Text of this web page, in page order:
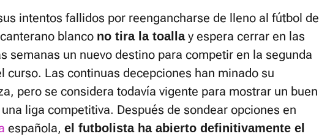
intentos fallidos por reengancharse de lleno al fútbol de
blanco no tira la toallay espera cerrar en las
semanas un nuevo destino para competir en la segunda
curso. Las continuas decepciones han minado su
pero se considera todavía vigente para mostrar un buen
liga competitiva. Después de sondear opciones en
española, el futbolista ha abierto definitivamente el